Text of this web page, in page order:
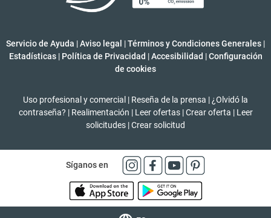
Servicio de Ayuda |Aviso legal |Términos y Condiciones Generales |
Estadísticas | Política de Privacidad | Accesibilidad | Configuración
de cookies
Uso profesional y comercial | Reseña de la prensa | ¿Olvidó la
contraseña? | Realimentación | Leer ofertas | Crear oferta | Leer
solicitudes |Crear solicitud
Síganos en